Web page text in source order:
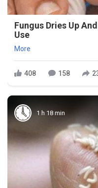
Fungus Dries Up
Use
More
408 158
1 h 18 min